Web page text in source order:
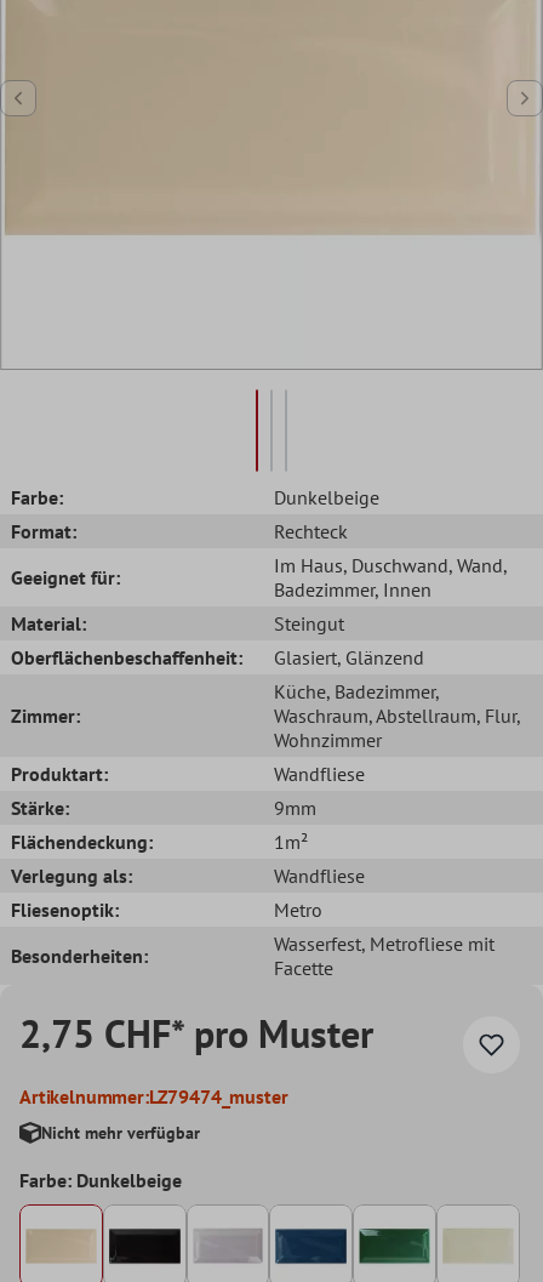
Farbe:
Dunkelbeige
Format:
Rechteck
Geeignet für:
Im Haus, Duschwand, Wand,
Badezimmer, Innen
Material:
Steingut
Oberflächenbeschaffenheit:
Glasiert, Glänzend
Zimmer:
Küche, Badezimmer,
Waschraum, Abstellraum, Flur,
Wohnzimmer
Produktart:
Wandfliese
Stärke:
9mm
Flächendeckung:
1m²
Verlegung als:
Wandfliese
Fliesenoptik:
Metro
Besonderheiten:
Wasserfest, Metrofliese mit
Facette
2,75 CHF* pro Muster
Artikelnummer:LZ79474_muster
Nicht mehr verfügbar
Farbe: Dunkelbeige